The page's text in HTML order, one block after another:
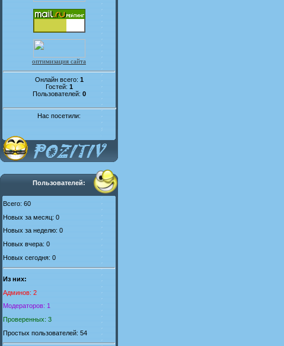
оптимизация сайта
Онлайн всего: 1
Гостей: 1
Пользователей: 0
Нас посетили:
Пользователей:
Всего: 60
Новых за месяц: 0
Новых за неделю: 0
Новых вчера: 0
Новых сегодня: 0
Из них:
Админов: 2
Модераторов: 1
Проверенных: 3
Простых пользователей: 54